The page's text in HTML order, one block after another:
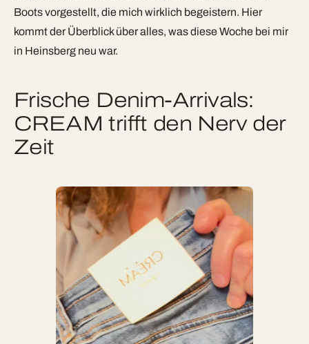
Boots vorgestellt, die mich wirklich begeistern. Hier
kommt der Überblick über alles, was diese Woche bei mir
in Heinsberg neu war.
Frische Denim-Arrivals:
CREAM trifft den Nerv der
Zeit